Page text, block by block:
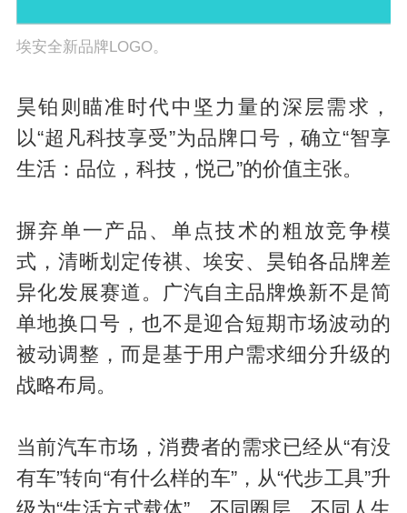
埃安全新品牌LOGO。
昊铂则瞄准时代中坚力量的深层需求，
以“超凡科技享受”为品牌口号，确立“智享
生活：品位，科技，悦己”的价值主张。
摒弃单一产品、单点技术的粗放竞争模
式，清晰划定传祺、埃安、昊铂各品牌差
异化发展赛道。广汽自主品牌焕新不是简
单地换口号，也不是迎合短期市场波动的
被动调整，而是基于用户需求细分升级的
战略布局。
当前汽车市场，消费者的需求已经从“有没
有车”转向“有什么样的车”，从“代步工具”升